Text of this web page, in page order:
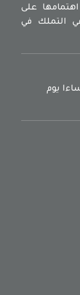
على
التملك في
4:00 مساءا الى 9:00 مساءا يوم